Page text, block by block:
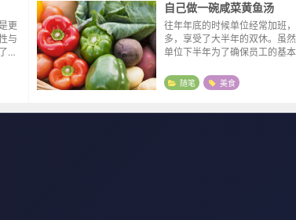
更
与
一
家
自己做一碗咸菜黄鱼汤
往年年底的时候单位经常加班
多，享受了大半年的双休。虽
单位下半年为了确保员工的基
六中午做饭的任务就理所当然的
上。（烧完忘记拍...
随笔 美食